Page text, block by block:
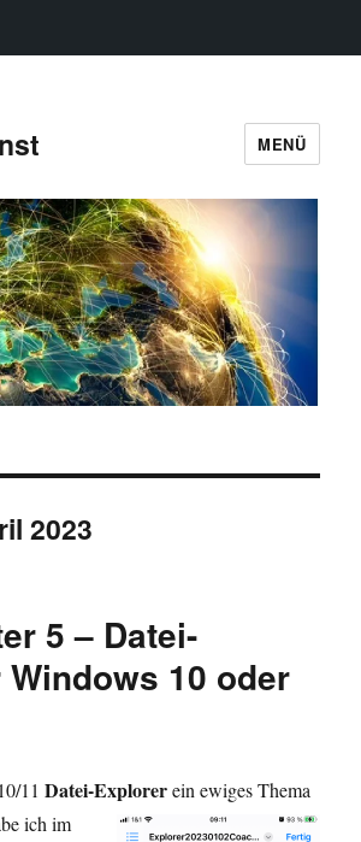
MENÜ
2023
5 – Datei-
10 oder
11Datei-Explorerein ewiges Thema
ich im